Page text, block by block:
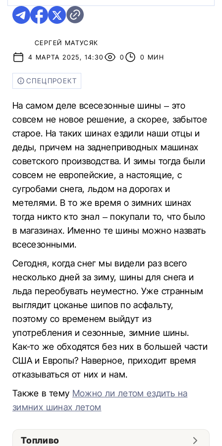
СЕРГЕЙ МАТУСЯК
4 МАРТА 2025, 14:30
0 0 МИН
СПЕЦПРОЕКТ
На самом деле всесезонные шины – это
совсем не новое решение, а скорее, забытое
старое. На таких шинах ездили наши отцы и
деды, причем на заднеприводных машинах
советского производства. И зимы тогда были
совсем не европейские, а настоящие, с
сугробами снега, льдом на дорогах и
метелями. В то же время о зимних шинах
тогда никто кто знал – покупали то, что было
в магазинах. Именно те шины можно назвать
всесезонными.
Сегодня, когда снег мы видели раз всего
несколько дней за зиму, шины для снега и
льда переобувать неуместно. Уже странным
выглядит цоканье шипов по асфальту,
поэтому со временем выйдут из
употребления и сезонные, зимние шины.
Как-то же обходятся без них в большей части
США и Европы? Наверное, приходит время
отказываться от них и нам.
Также в тему Можно ли летом ездить на
зимних шинах летом
Топливо